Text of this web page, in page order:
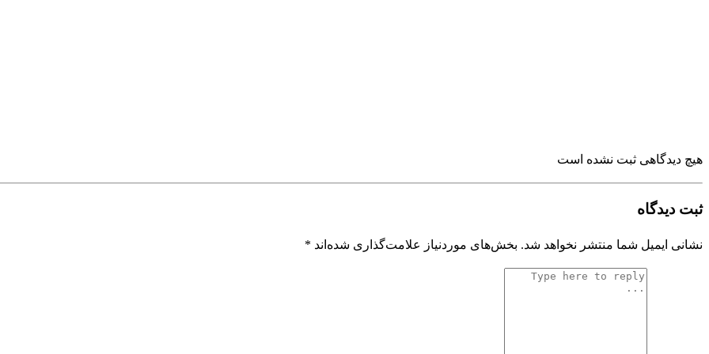
هیچ دیدگاهی ثبت نشده است
ثبت دیدگاه
نشانی ایمیل شما منتشر نخواهد شد. بخش‌های موردنیاز علامت‌گذاری شده‌اند *